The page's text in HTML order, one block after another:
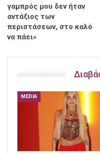
γαμπρός μου δεν ήταν
αντάξιος των
περιστάσεων, στο καλό
να πάει»
MEDIA